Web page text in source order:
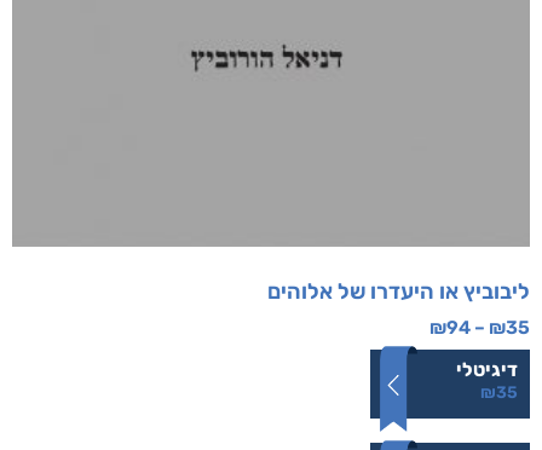
ליבוביץ או היעדרו של אלוהים
₪35
–
₪94
דיגיטלי
₪35